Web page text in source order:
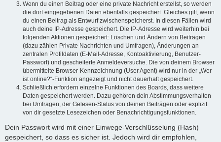
Wenn du einen Beitrag oder eine private Nachricht erstellst, so werden
die dort eingegebenen Daten ebenfalls gespeichert. Gleiches gilt, wenn
du einen Beitrag als Entwurf zwischenspeicherst. In diesen Fällen wird
auch deine IP-Adresse gespeichert. Die IP-Adresse wird weiterhin bei
folgenden Aktionen gespeichert: Löschen und Ändern von Beiträgen
(dazu zählen Private Nachrichten und Umfragen), Änderungen an
zentralen Profildaten (E-Mail-Adresse, Kontoaktivierung, Benutzer-
Passwort) und gescheiterte Anmeldeversuche. Die von deinem Browser
übermittelte Browser-Kennzeichnung (User Agent) wird nur in der „Wer
ist online?“-Funktion angezeigt und nicht dauerhaft gespeichert.
Schließlich erfordern einzelne Funktionen des Boards, dass weitere
Daten gespeichert werden. Dazu gehören dein Abstimmungsverhalten
bei Umfragen, der Gelesen-Status von deinen Beiträgen oder explizit
von dir gesetzte Lesezeichen oder Benachrichtigungsfunktionen.
Dein Passwort wird mit einer Einwege-Verschlüsselung (Hash)
gespeichert, so dass es sicher ist. Jedoch wird dir empfohlen,